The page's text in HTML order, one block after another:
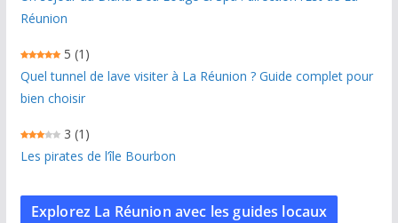
Réunion
5 (1)
Quel tunnel de lave visiter à La Réunion ? Guide complet pour
bien choisir
3 (1)
Les pirates de l’île Bourbon
Explorez La Réunion avec les guides locaux